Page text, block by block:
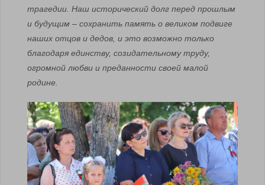
трагедии. Наш исторический долг перед прошлым
и будущим – сохранить память о великом подвиге
наших отцов и дедов, и это возможно только
благодаря единству, созидательному труду,
огромной любви и преданности своей малой
родине.